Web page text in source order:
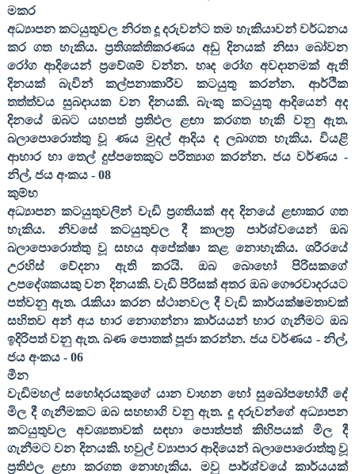
මකර
අධ්‍යාපන කටයුතුවල නිරත දූ දරුවන්ට තම හැකියාවන් වර්ධනය
කර ගත හැකිය. ප්‍රතිශක්තිකරණය අඩු දිනයක් නිසා බෝවන
රෝග ආදියෙන් ප්‍රවේශම් වන්න. හෘද රෝග අවදානමක් ඇති
දිනයක් බැවින් කල්පනාකාරීව කටයුතු කරන්න. ආර්ථික
තත්ත්වය සුබදායක වන දිනයකි. බැංකු කටයුතු ආදියෙන් අද
දිනයේ ඔබට යහපත් ප්‍රතිඵල ළඟා කරගත හැකි වනු ඇත.
බලාපොරොත්තු වූ ණය මුදල් ආදිය ද ලබාගත හැකිය. වියළි
ආහාර හා තෙල් දුප්පතෙකුට පරිත්‍යාග කරන්න. ජය වර්ණය -
නිල්, ජය අංකය -08
කුම්භ
අධ්‍යාපන කටයුතුවලින් වැඩි ප්‍රගතියක් අද දිනයේ ළඟාකර ගත
හැකිය. නිවසේ කටයුතුවල දී කාලත්‍ර පාර්ශ්වයෙන් ඔබ
බලාපොරොත්තු වූ සහය අපේක්ෂා කළ නොහැකිය. ශරීරයේ
උරහිස් වේදනා ඇති කරයි. ඔබ බොහෝ පිරිසකගේ
උපදේශකයකු වන දිනයකි. වැඩි පිරිසක් අතර ඔබ ගෞරවාදරයට
පත්වනු ඇත. රැකියා කරන ස්ථානවල දී වැඩි කාර්යක්ෂමතාවක්
සහිතව අන් අය භාර නොගන්නා කාර්යයන් භාර ගැනීමට ඔබ
ඉදිරිපත් වනු ඇත. බණ පොතක් පූජා කරන්න. ජය වර්ණය - නිල්,
ජය අංකය -06
මීන
වැඩිමහල් සහෝදරයකුගේ යාන වාහන හෝ සුඛෝපභෝගී දේ
මිල දී ගැනීමකට ඔබ සහභාගි වනු ඇත. දූ දරුවන්ගේ අධ්‍යාපන
කටයුතුවල අවශ්‍යතාවක් සඳහා පොත්පත් කිහිපයක් මිල දී
ගැනීමට වන දිනයකි. හවුල් ව්‍යාපාර ආදියෙන් බලාපොරොත්තු වූ
ප්‍රතිඵල ළඟා කරගත නොහැකිය. මවු පාර්ශ්වයේ කාර්යයක්